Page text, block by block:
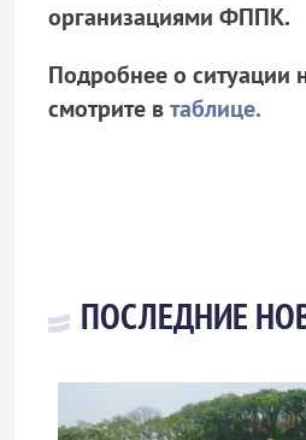
организациями ФППК.
Подробнее о ситуации
смотрите втаблице.
ПОСЛЕДНИЕ